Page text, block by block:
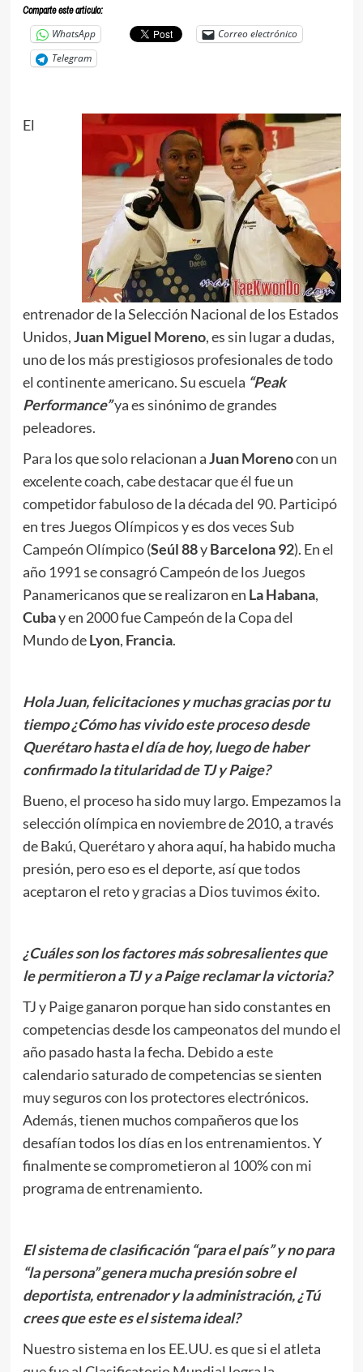
Comparte este articulo:
WhatsApp
Correo electrónico
Telegram
El
entrenador de la Selección Nacional de los Estados
Unidos,Juan Miguel Moreno, es sin lugar a dudas,
uno de los más prestigiosos profesionales de todo
el continente americano. Su escuela “Peak
Performance”ya es sinónimo de grandes
peleadores.
Para los que solo relacionan aJuan Morenocon un
excelente coach, cabe destacar que él fue un
competidor fabuloso de la década del 90. Participó
en tres Juegos Olímpicos y es dos veces Sub
Campeón Olímpico (Seúl 88yBarcelona 92). En el
año 1991 se consagró Campeón de los Juegos
Panamericanos que se realizaron en La Habana,
Cubay en 2000 fue Campeón de la Copa del
Mundo deLyon, Francia.
Hola Juan, felicitaciones y muchas gracias por tu
tiempo ¿Cómo has vivido este proceso desde
Querétaro hasta el día de hoy, luego de haber
confirmado la titularidad de TJ y Paige?
Bueno, el proceso ha sido muy largo. Empezamos la
selección olímpica en noviembre de 2010, a través
de Bakú, Querétaro y ahora aquí, ha habido mucha
presión, pero eso es el deporte, así que todos
aceptaron el reto y gracias a Dios tuvimos éxito.
¿Cuáles son los factores más sobresalientes que
le permitieron a TJ y a Paige reclamar la victoria?
TJ y Paige ganaron porque han sido constantes en
competencias desde los campeonatos del mundo el
año pasado hasta la fecha. Debido a este
calendario saturado de competencias se sienten
muy seguros con los protectores electrónicos.
Además, tienen muchos compañeros que los
desafían todos los días en los entrenamientos. Y
finalmente se comprometieron al 100% con mi
programa de entrenamiento.
El sistema de clasificación “para el país” y no para
“la persona” genera mucha presión sobre el
deportista, entrenador y la administración, ¿Tú
crees que este es el sistema ideal?
Nuestro sistema en los EE.UU. es que si el atleta